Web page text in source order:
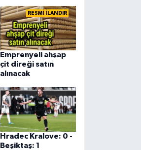
RESMİ İLANDIR
Emprenyeli ahşap
çit direği satın
alınacak
Hradec Kralove: 0 -
Beşiktaş: 1